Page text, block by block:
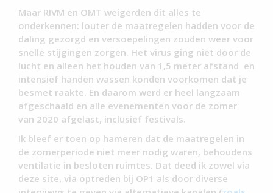
Maar RIVM en OMT weigerden dit alles te
onderkennen: louter de maatregelen hadden voor de
daling gezorgd en versoepelingen zouden weer voor
snelle stijgingen zorgen. Het virus ging niet door de
lucht en alleen het houden van 1,5 meter afstand en
intensief handen wassen konden voorkomen dat je
besmet raakte. En daarom werd er heel langzaam
afgeschaald en alle evenementen voor de zomer
van 2020 afgelast, inclusief festivals.
Ik bleef er toen op hameren dat de maatregelen in
de zomerperiode niet meer nodig waren, behoudens
ventilatie in besloten ruimtes. Dat deed ik zowel via
deze site, via optreden bij OP1 als door diverse